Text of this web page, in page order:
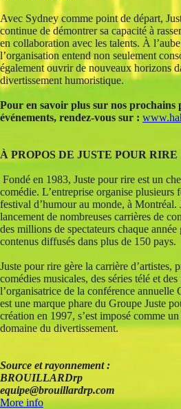
Avec Sydney comme point de départ,
continue de démontrer sa capacité à
en collaboration avec les talents. À
l’organisation entend non seulement
également ouvrir de nouveaux horizons
divertissement humoristique.
Pour en savoir plus sur nos prochains
événements, rendez-vous sur :
À PROPOS DE JUSTE POUR RIRE
Fondé en 1983, Juste pour rire est un
comédie. L’entreprise organise plusieurs
festival d’humour au monde, à Montréal.
lancement de nombreuses carrières de
des millions de spectateurs chaque année
contenus diffusés dans plus de 150 pays.
Juste pour rire gère la carrière d’artistes,
comédies musicales, des séries télé et
l’organisatrice de la conférence annuelle
est une marque phare du Groupe Juste
création en 1997, s’est imposé comme
domaine du divertissement.
Source et rayonnement :
BROUILLARDrp
equipe@brouillardrp.com
More info